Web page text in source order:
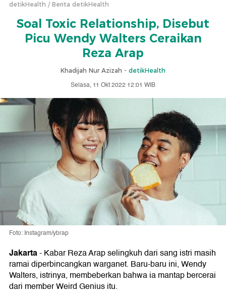
detikHealth Berita detikHealth
Soal Toxic Relationship, Disebut
Picu Wendy Walters Ceraikan
Reza Arap
Khadijah Nur Azizah - detikHealth
Selasa, 11 Okt 2022 12:01 WIB
Foto: Instagram/ybrap
Jakarta-Kabar Reza Arap selingkuh dari sang istri masih
ramai diperbincangkan warganet. Baru-baru ini, Wendy
Walters, istrinya, membeberkan bahwa ia mantap bercerai
dari member Weird Genius itu.